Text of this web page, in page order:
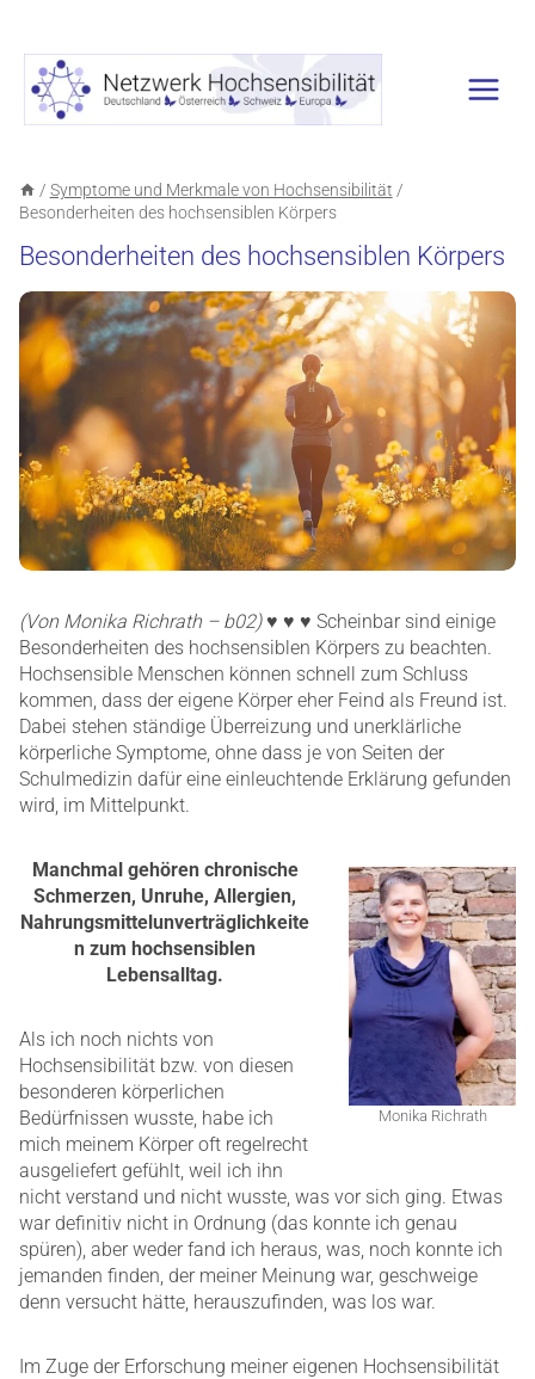
springen
/ Symptome und Merkmale von Hochsensibilität /
Besonderheiten des hochsensiblen Körpers
Besonderheiten des hochsensiblen Körpers
(Von Monika Richrath – b02)♥ ♥ ♥ Scheinbar sind einige
Besonderheiten des hochsensiblen Körpers zu beachten.
Hochsensible Menschen können schnell zum Schluss
kommen, dass der eigene Körper eher Feind als Freund ist.
Dabei stehen ständige Überreizung und unerklärliche
körperliche Symptome, ohne dass je von Seiten der
Schulmedizin dafür eine einleuchtende Erklärung gefunden
wird, im Mittelpunkt.
Monika Richrath
Manchmal gehören chronische
Schmerzen, Unruhe, Allergien,
Nahrungsmittelunverträglichkeite
n zum hochsensiblen
Lebensalltag.
Als ich noch nichts von
Hochsensibilität bzw. von diesen
besonderen körperlichen
Bedürfnissen wusste, habe ich
mich meinem Körper oft regelrecht
ausgeliefert gefühlt, weil ich ihn
nicht verstand und nicht wusste, was vor sich ging. Etwas
war definitiv nicht in Ordnung (das konnte ich genau
spüren), aber weder fand ich heraus, was, noch konnte ich
jemanden finden, der meiner Meinung war, geschweige
denn versucht hätte, herauszufinden, was los war.
Im Zuge der Erforschung meiner eigenen Hochsensibilität